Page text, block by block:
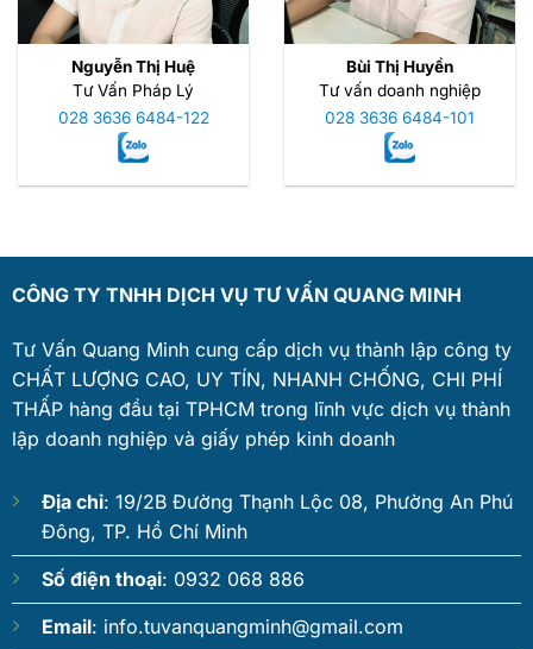
Nguyễn Thị Huệ
Tư Vấn Pháp Lý
028 3636 6484-122
Bùi Thị Huyền
Tư vấn doanh nghiệp
028 3636 6484-101
CÔNG TY TNHH DỊCH VỤ TƯ VẤN QUANG MINH
Tư Vấn Quang Minh cung cấp dịch vụ thành lập công ty
CHẤT LƯỢNG CAO, UY TÍN, NHANH CHỐNG, CHI PHÍ
THẤP hàng đầu tại TPHCM trong lĩnh vực dịch vụ thành
lập doanh nghiệp và giấy phép kinh doanh
Địa chỉ: 19/2B Đường Thạnh Lộc 08, Phường An Phú
Đông, TP. Hồ Chí Minh
Số điện thoại: 0932 068 886
Email: info.tuvanquangminh@gmail.com